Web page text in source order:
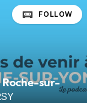
Roche-sur-
FOLLOW